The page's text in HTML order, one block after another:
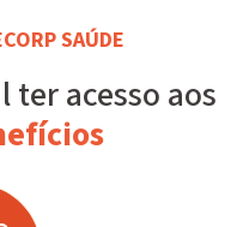
SAÚDE
ter acesso aos